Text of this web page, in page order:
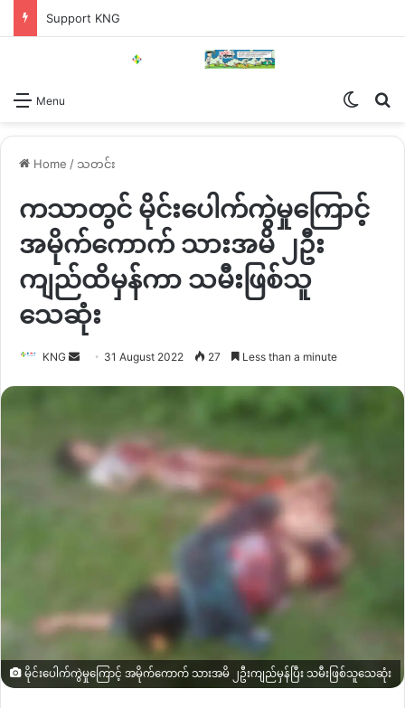
Support KNG
Menu
Home / သတင်း
ကသာတွင် မိုင်းပေါက်ကွဲမှုကြောင့်
အမိုက်ကောက် သားအမိ ၂ဦး
ကျည်ထိမှန်ကာ သမီးဖြစ်သူ
သေဆုံး
KNG
Send 31 August 2022 27 Less than a minute
မိုင်းပေါက်ကွဲမှုကြောင့် အမိုက်ကောက် သားအမိ ၂ဦးကျည်မှန်ပြီး သမီးဖြစ်သူသေဆုံး